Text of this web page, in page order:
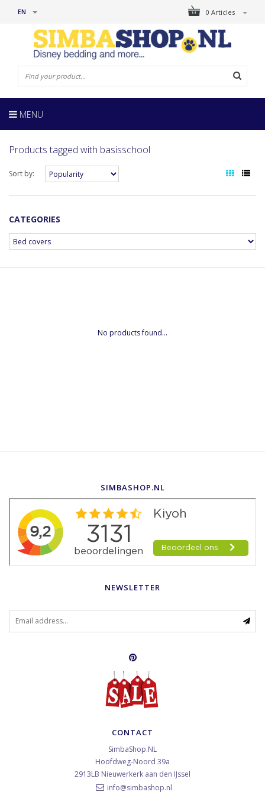
0 Articles
EN
MENU
Products tagged with basisschool
Sort by:
CATEGORIES
No products found...
SIMBASHOP.NL
NEWSLETTER
CONTACT
SimbaShop.NL
Hoofdweg-Noord 39a
2913LB Nieuwerkerk aan den IJssel
info@simbashop.nl